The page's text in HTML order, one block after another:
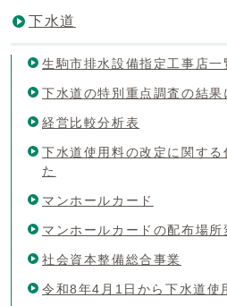
下水道
生駒市排水設備指定工事店一
下水道の特別重点調査の結果
経営比較分析表
下水道使用料の改定に関す
た
マンホールカード
マンホールカードの配布場所
社会資本整備総合事業
令和8年4月1日から下水道使